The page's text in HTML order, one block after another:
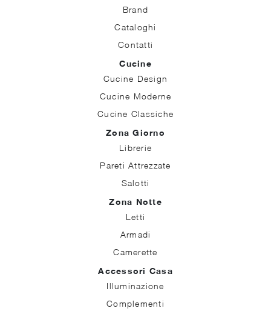
Brand
Cataloghi
Contatti
Cucine
Cucine Design
Cucine Moderne
Cucine Classiche
Zona Giorno
Librerie
Pareti Attrezzate
Salotti
Zona Notte
Letti
Armadi
Camerette
Accessori Casa
Illuminazione
Complementi